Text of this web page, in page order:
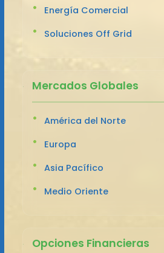
Energía Comercial
Soluciones Off Grid
Mercados Globales
América del Norte
Europa
Asia Pacífico
Medio Oriente
Opciones Financieras